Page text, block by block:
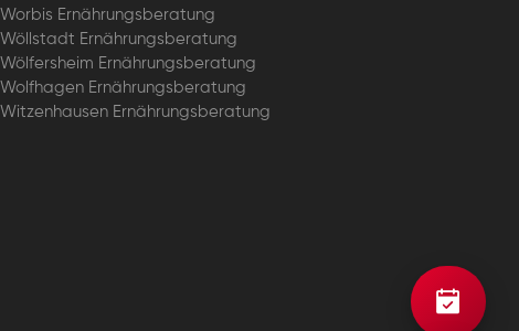
Worbis Ernährungsberatung
Wöllstadt Ernährungsberatung
Wölfersheim Ernährungsberatung
Wolfhagen Ernährungsberatung
Witzenhausen Ernährungsberatung